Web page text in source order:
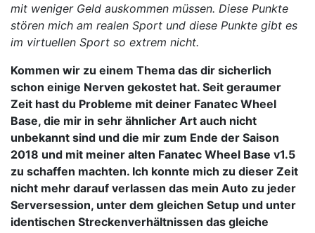
mit weniger Geld auskommen müssen. Diese Punkte
stören mich am realen Sport und diese Punkte gibt es
im virtuellen Sport so extrem nicht.
Kommen wir zu einem Thema das dir sicherlich
schon einige Nerven gekostet hat. Seit geraumer
Zeit hast du Probleme mit deiner Fanatec Wheel
Base, die mir in sehr ähnlicher Art auch nicht
unbekannt sind und die mir zum Ende der Saison
2018 und mit meiner alten Fanatec Wheel Base v1.5
zu schaffen machten. Ich konnte mich zu dieser Zeit
nicht mehr darauf verlassen das mein Auto zu jeder
Serversession, unter dem gleichen Setup und unter
identischen Streckenverhältnissen das gleiche